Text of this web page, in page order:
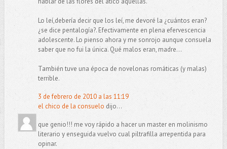
Lo leí,debería decir que los leí, me devoré la ¿cuántos eran?
¿se dice pentalogía?. Efectivamente en plena efervescencia
adolescente. Lo pienso ahora y me sonrojo aunque consuela
saber que no fui la única. Qué malos eran, madre...
También tuve una época de novelonas romáticas (y malas)
terrible.
3 de febrero de 2010 a las 11:19
el chico de la consuelo dijo...
que genio!!! me voy rápido a hacer un master en molinismo
literario y enseguida vuelvo cual piltrafilla arrepentida para
opinar.